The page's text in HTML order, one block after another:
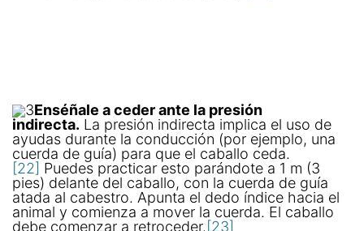
3Enséñale a ceder ante la presión
indirecta. La presión indirecta implica el uso de
ayudas durante la conducción (por ejemplo, una
cuerda de guía) para que el caballo ceda.
[22] Puedes practicar esto parándote a 1 m (3
pies) delante del caballo, con la cuerda de guía
atada al cabestro. Apunta el dedo índice hacia el
animal y comienza a mover la cuerda. El caballo
debe comenzar a retroceder.[23]